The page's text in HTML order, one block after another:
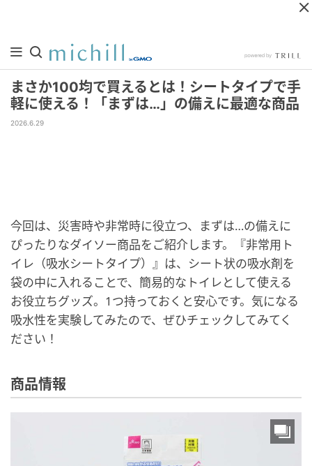
まさか100均で買えるとは！シートタイプで手
軽に使える！「まずは…」の備えに最適な商品
2026.6.29
今回は、災害時や非常時に役立つ、まずは…の備えに
ぴったりなダイソー商品をご紹介します。『非常用ト
イレ（吸水シートタイプ）』は、シート状の吸水剤を
袋の中に入れることで、簡易的なトイレとして使える
お役立ちグッズ。1つ持っておくと安心です。気になる
吸水性を実験してみたので、ぜひチェックしてみてく
ださい！
商品情報